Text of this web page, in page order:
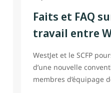
Faits et FAQ
travail entre
WestJet et le SCFP
d’une nouvelle
membres d’équipage